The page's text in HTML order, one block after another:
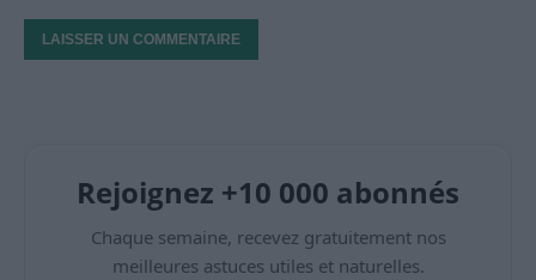
Rejoignez +10 000 abonnés
Chaque semaine, recevez gratuitement nos
meilleures astuces utiles et naturelles.